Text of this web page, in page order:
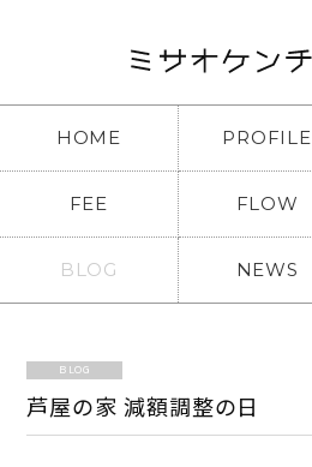
HOME PROFILE
FEE FLOW
BLOG NEWS
BLOG
芦屋の家 減額調整の日